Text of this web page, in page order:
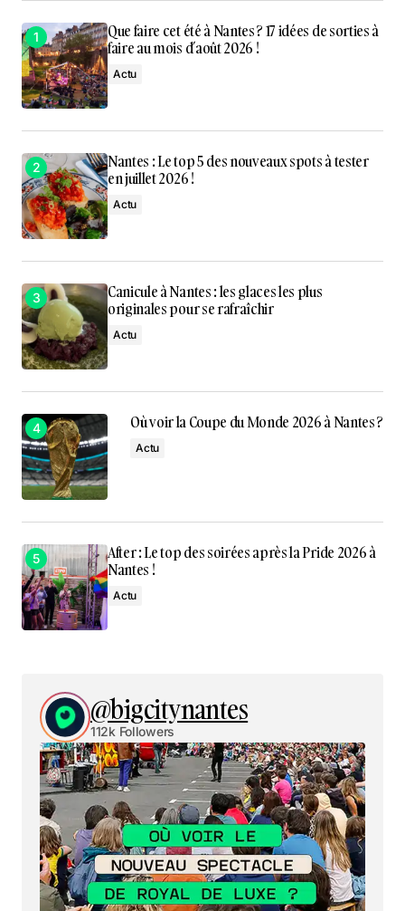
Que faire cet été à Nantes ? 17 idées de sorties à
faire au mois d’août 2026 !
Actu
Nantes : Le top 5 des nouveaux spots à tester
en juillet 2026 !
Actu
Canicule à Nantes : les glaces les plus
originales pour se rafraîchir
Actu
Où voir la Coupe du Monde 2026 à Nantes ?
Actu
After : Le top des soirées après la Pride 2026 à
Nantes !
Actu
@bigcitynantes
112k Followers